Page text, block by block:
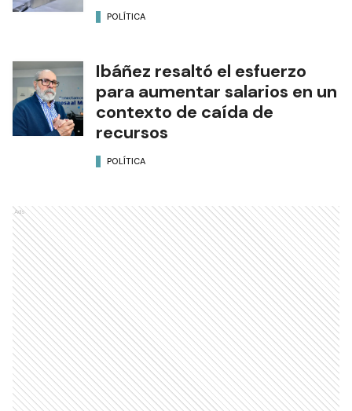
POLÍTICA
Ibáñez resaltó el esfuerzo
para aumentar salarios en un
contexto de caída de
recursos
POLÍTICA
Ads